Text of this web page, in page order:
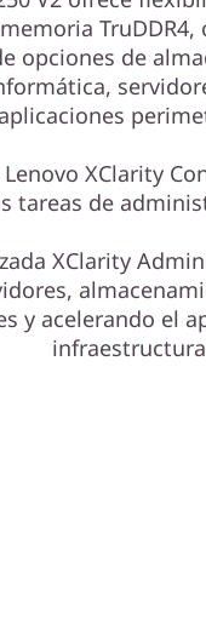
opciones de
Lenovo XClarity
tareas de
XClarity
y acelerando el